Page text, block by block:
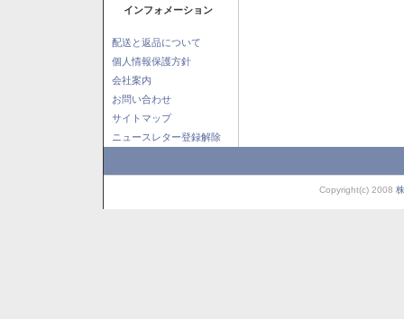
インフォメーション
配送と返品について
個人情報保護方針
会社案内
お問い合わせ
サイトマップ
ニュースレター登録解除
Copyright(c) 2008